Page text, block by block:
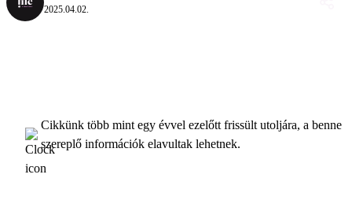
2025.04.02.
Cikkünk több mint egy évvel ezelőtt frissült utoljára, a benne
szereplő információk elavultak lehetnek.